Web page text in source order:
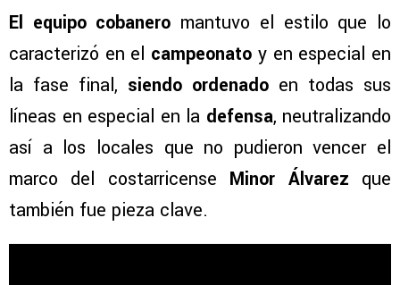
El equipo cobanero mantuvo el estilo que lo
caracterizó en el campeonato y en especial en
la fase final, siendo ordenado en todas sus
líneas en especial en la defensa, neutralizando
así a los locales que no pudieron vencer el
marco del costarricense Minor Álvarez que
también fue pieza clave.